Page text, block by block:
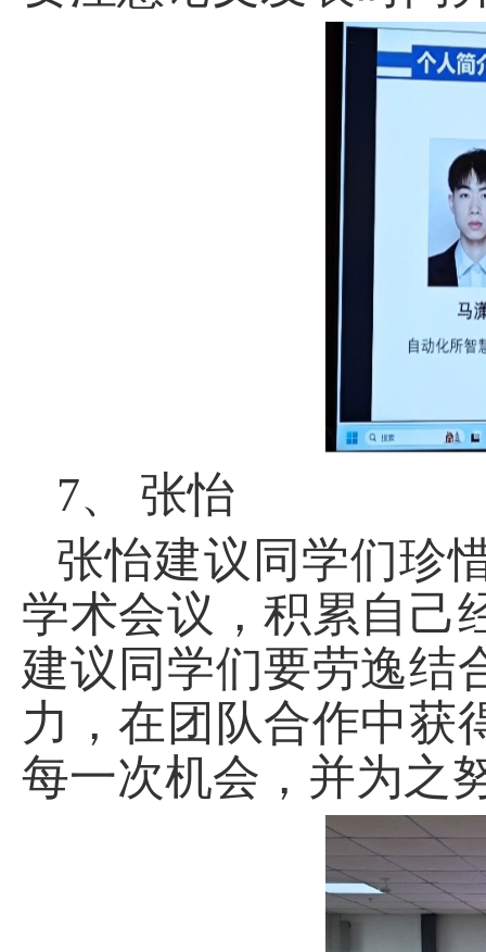
7、 张怡
张怡建议同学们珍
学术会议，积累自己
建议同学们要劳逸结
力，在团队合作中获
每一次机会，并为之